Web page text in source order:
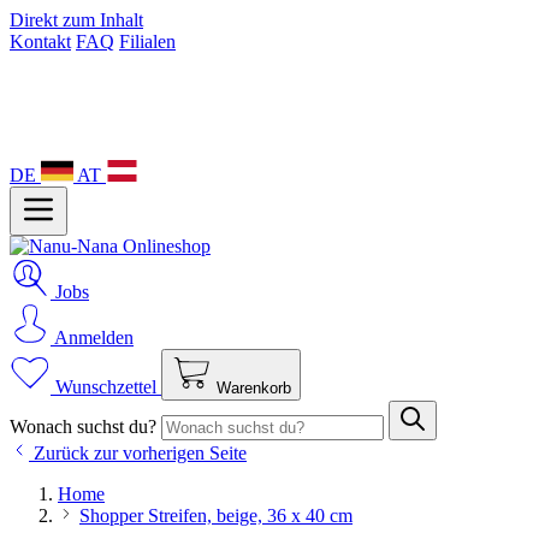
Direkt zum Inhalt
Kontakt FAQ Filialen
DE AT
Jobs
Anmelden
Wunschzettel Warenkorb
Wonach suchst du?
Zurück zur vorherigen Seite
Home
Shopper Streifen, beige, 36 x 40 cm